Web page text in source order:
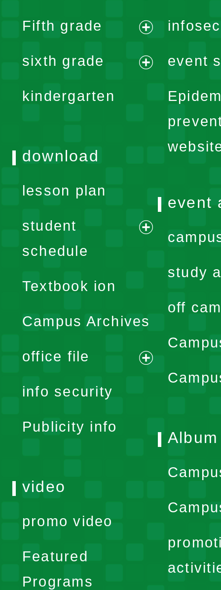
menu
Fifth grade
menu
sixth grade
kindergarten
event
download
lesson plan
student
schedule
expand
menu
Textbook ion
Campus Archives
office file
expand
info security
Publicity info
event
study
off
Album
video
promo video
Featured
Programs